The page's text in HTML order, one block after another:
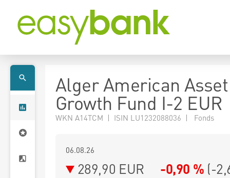
Alger American Asset
Growth Fund I-2 EUR
WKN A14TCM | ISIN LU1232088036 | Fonds
06.08.26
289,90 EUR -0,90 % (-